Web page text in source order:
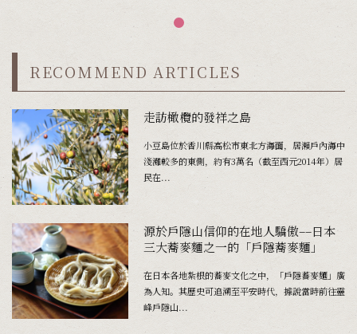
RECOMMEND ARTICLES
走訪橄欖的發祥之島
小豆島位於香川縣高松市東北方海面，居瀨戶內海中
淺灘較多的東側，約有3萬名（截至西元2014年）居
民在...
源於戶隱山信仰的在地人驕傲––日本
三大蕎麥麵之一的「戶隱蕎麥麵」
在日本各地紮根的蕎麥文化之中，「戶隱蕎麥麵」廣
為人知。其歷史可追溯至平安時代，據說當時前往靈
峰戶隱山...